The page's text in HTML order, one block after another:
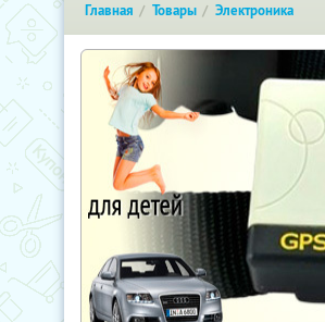
Главная Товары Электроника